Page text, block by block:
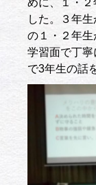
した。３年
の１・２年生
学習面で丁
で3年生の話